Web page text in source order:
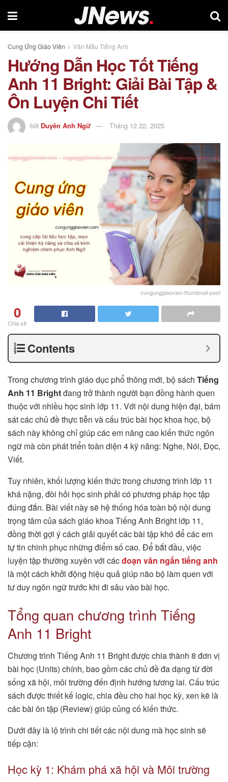
Cung Ứng Giáo Viên Văn Mẫu Tiếng Anh
Hướng Dẫn Học Tốt Tiếng
Anh 11 Bright: Giải Bài Tập &
Ôn Luyện Chi Tiết
bởi Duyên Anh Ngữ Tháng 12 22, 2025
cungunggiaovien-thumbnail-post
0
Chia sẻ
Contents
Trong chương trình giáo dục phổ thông mới, bộ sách Tiếng
Anh 11 Brightđang trở thành người bạn đồng hành quen
thuộc với nhiều học sinh lớp 11. Với nội dung hiện đại, bám
sát các chủ đề thực tiễn và cấu trúc bài học khoa học, bộ
sách này không chỉ giúp các em nâng cao kiến thức ngôn
ngữ mà còn phát triển toàn diện 4 kỹ năng: Nghe, Nói, Đọc,
Viết.
Tuy nhiên, khối lượng kiến thức trong chương trình lớp 11
khá nặng, đòi hỏi học sinh phải có phương pháp học tập
đúng đắn. Bài viết này sẽ hệ thống hóa toàn bộ nội dung
trọng tâm của sách giáo khoa Tiếng Anh Bright lớp 11,
đồng thời gợi ý cách giải quyết các bài tập khó để các em
tự tin chinh phục những điểm số cao. Để bắt đầu, việc
luyện tập thường xuyên với cácđoạn văn ngắn tiếng anh
là một cách khởi động hiệu quả giúp não bộ làm quen với
tư duy ngôn ngữ trước khi đi sâu vào bài học.
Tổng quan chương trình Tiếng
Anh 11 Bright
Chương trình Tiếng Anh 11 Bright được chia thành 8 đơn vị
bài học (Units) chính, bao gồm các chủ đề đa dạng từ đời
sống xã hội, môi trường đến định hướng tương lai. Cấu trúc
sách được thiết kế logic, chia đều cho hai học kỳ, xen kẽ là
các bài ôn tập (Review) giúp củng cố kiến thức.
Dưới đây là lộ trình chi tiết các nội dung mà học sinh sẽ
tiếp cận:
Học kỳ 1: Khám phá xã hội và Môi trường